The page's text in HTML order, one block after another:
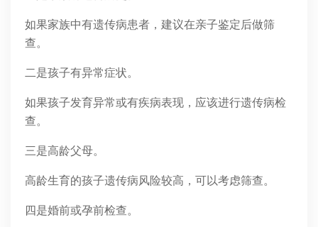
如果家族中有遗传病患者，建议在亲子鉴定后做筛
查。
二是孩子有异常症状。
如果孩子发育异常或有疾病表现，应该进行遗传病检
查。
三是高龄父母。
高龄生育的孩子遗传病风险较高，可以考虑筛查。
四是婚前或孕前检查。